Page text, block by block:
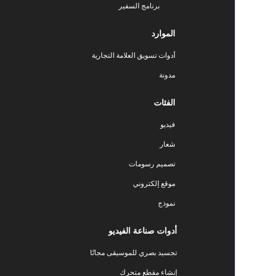
برنامج السفير
أدوات تسويق العلامة التجارية
تصميم رسومات
موقع إلكتروني
أدوات صناعة الفيديو
تجسيد بصري للموسيقى مجانًا
إنشاء مقطع متحرك